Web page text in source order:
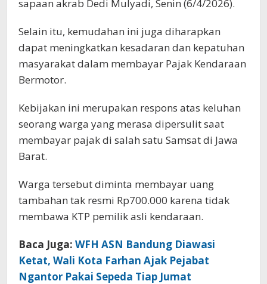
sapaan akrab Dedi Mulyadi, Senin (6/4/2026).
Selain itu, kemudahan ini juga diharapkan
dapat meningkatkan kesadaran dan kepatuhan
masyarakat dalam membayar Pajak Kendaraan
Bermotor.
Kebijakan ini merupakan respons atas keluhan
seorang warga yang merasa dipersulit saat
membayar pajak di salah satu Samsat di Jawa
Barat.
Warga tersebut diminta membayar uang
tambahan tak resmi Rp700.000 karena tidak
membawa KTP pemilik asli kendaraan.
Baca Juga: WFH ASN Bandung Diawasi
Ketat, Wali Kota Farhan Ajak Pejabat
Ngantor Pakai Sepeda Tiap Jumat